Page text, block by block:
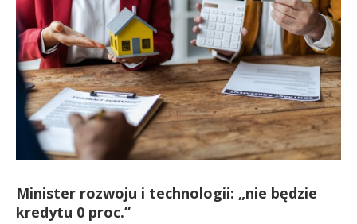
Minister rozwoju i technologii: „nie będzie
kredytu 0 proc.”